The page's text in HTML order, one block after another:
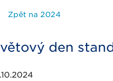
Zpět na 2024
den